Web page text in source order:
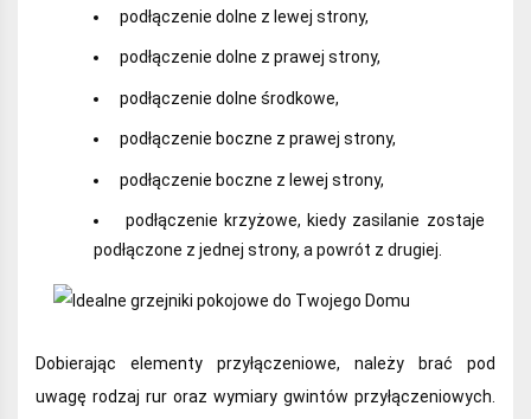
podłączenie dolne z lewej strony,
podłączenie dolne z prawej strony,
podłączenie dolne środkowe,
podłączenie boczne z prawej strony,
podłączenie boczne z lewej strony,
podłączenie krzyżowe, kiedy zasilanie zostaje
podłączone z jednej strony, a powrót z drugiej.
Dobierając elementy przyłączeniowe, należy brać pod
uwagę rodzaj rur oraz wymiary gwintów przyłączeniowych.